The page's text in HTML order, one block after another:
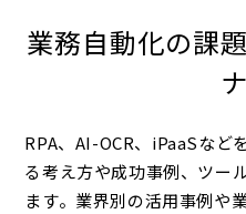
業務自動化の課
RPA、AI-OCR、iPaaSなど
る考え方や成功事例、ツー
ます。業界別の活用事例や